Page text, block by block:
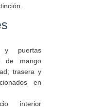
y puertas
de mango
trasera y
en
interior